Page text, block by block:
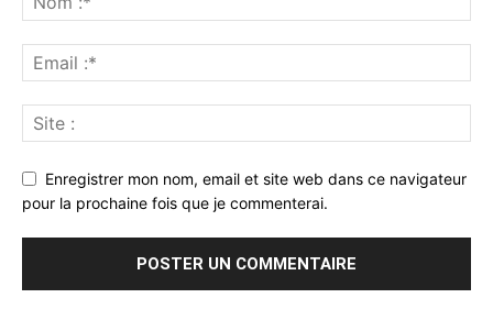
Enregistrer mon nom, email et site web dans ce navigateur
pour la prochaine fois que je commenterai.